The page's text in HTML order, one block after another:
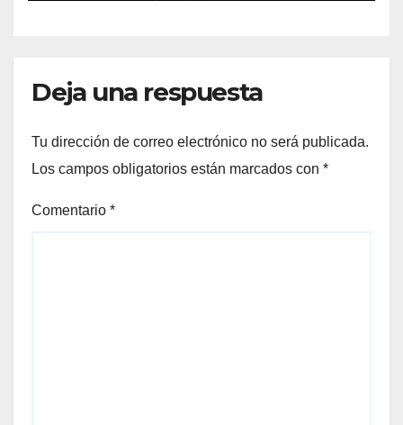
Deja una respuesta
Tu dirección de correo electrónico no será publicada.
Los campos obligatorios están marcados con *
Comentario *